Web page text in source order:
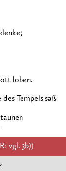
loben.
Tempels saß
vgl. 3b))